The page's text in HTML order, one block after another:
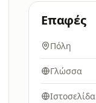
Επαφές
Πόλη
Γλώσσα
Ιστοσελίδα